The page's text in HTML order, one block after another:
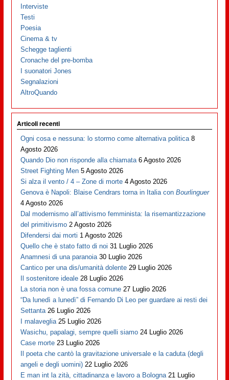
Interviste
Testi
Poesia
Cinema & tv
Schegge taglienti
Cronache del pre-bomba
I suonatori Jones
Segnalazioni
AltroQuando
Articoli recenti
Ogni cosa e nessuna: lo stormo come alternativa politica 8
Agosto 2026
Quando Dio non risponde alla chiamata 6 Agosto 2026
Street Fighting Men 5 Agosto 2026
Si alza il vento / 4 – Zone di morte 4 Agosto 2026
Genova è Napoli: Blaise Cendrars torna in Italia conBourlinguer
4 Agosto 2026
Dal modernismo all’attivismo femminista: la risemantizzazione
del primitivismo 2 Agosto 2026
Difendersi dai morti 1 Agosto 2026
Quello che è stato fatto di noi 31 Luglio 2026
Anamnesi di una paranoia 30 Luglio 2026
Cantico per una dis/umanità dolente 29 Luglio 2026
Il sostenitore ideale 28 Luglio 2026
La storia non è una fossa comune 27 Luglio 2026
“Da lunedì a lunedì” di Fernando Di Leo per guardare ai resti dei
Settanta 26 Luglio 2026
I malaveglia 25 Luglio 2026
Wasichu, papalagi, sempre quelli siamo 24 Luglio 2026
Case morte 23 Luglio 2026
Il poeta che cantò la gravitazione universale e la caduta (degli
angeli e degli uomini) 22 Luglio 2026
E man int la zità, cittadinanza e lavoro a Bologna 21 Luglio